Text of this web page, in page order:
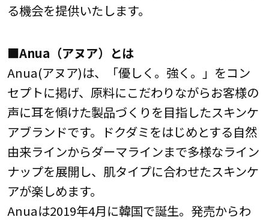
る機会を提供いたします。
■Anua（アヌア）とは
Anua(アヌア)は、「優しく。強く。」をコン
セプトに掲げ、原料にこだわりながらお客様の
声に耳を傾けた製品づくりを目指したスキンケ
アブランドです。ドクダミをはじめとする自然
由来ラインからダーマラインまで多様なライン
ナップを展開し、肌タイプに合わせたスキンケ
アが楽しめます。
Anuaは2019年4月に韓国で誕生。発売からわ